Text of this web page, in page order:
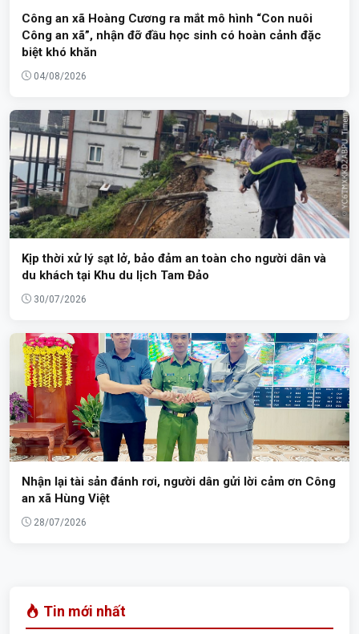
Công an xã Hoàng Cương ra mắt mô hình “Con nuôi
Công an xã”, nhận đỡ đầu học sinh có hoàn cảnh đặc
biệt khó khăn
04/08/2026
Kịp thời xử lý sạt lở, bảo đảm an toàn cho người dân và
du khách tại Khu du lịch Tam Đảo
30/07/2026
Nhận lại tài sản đánh rơi, người dân gửi lời cảm ơn Công
an xã Hùng Việt
28/07/2026
Tin mới nhất